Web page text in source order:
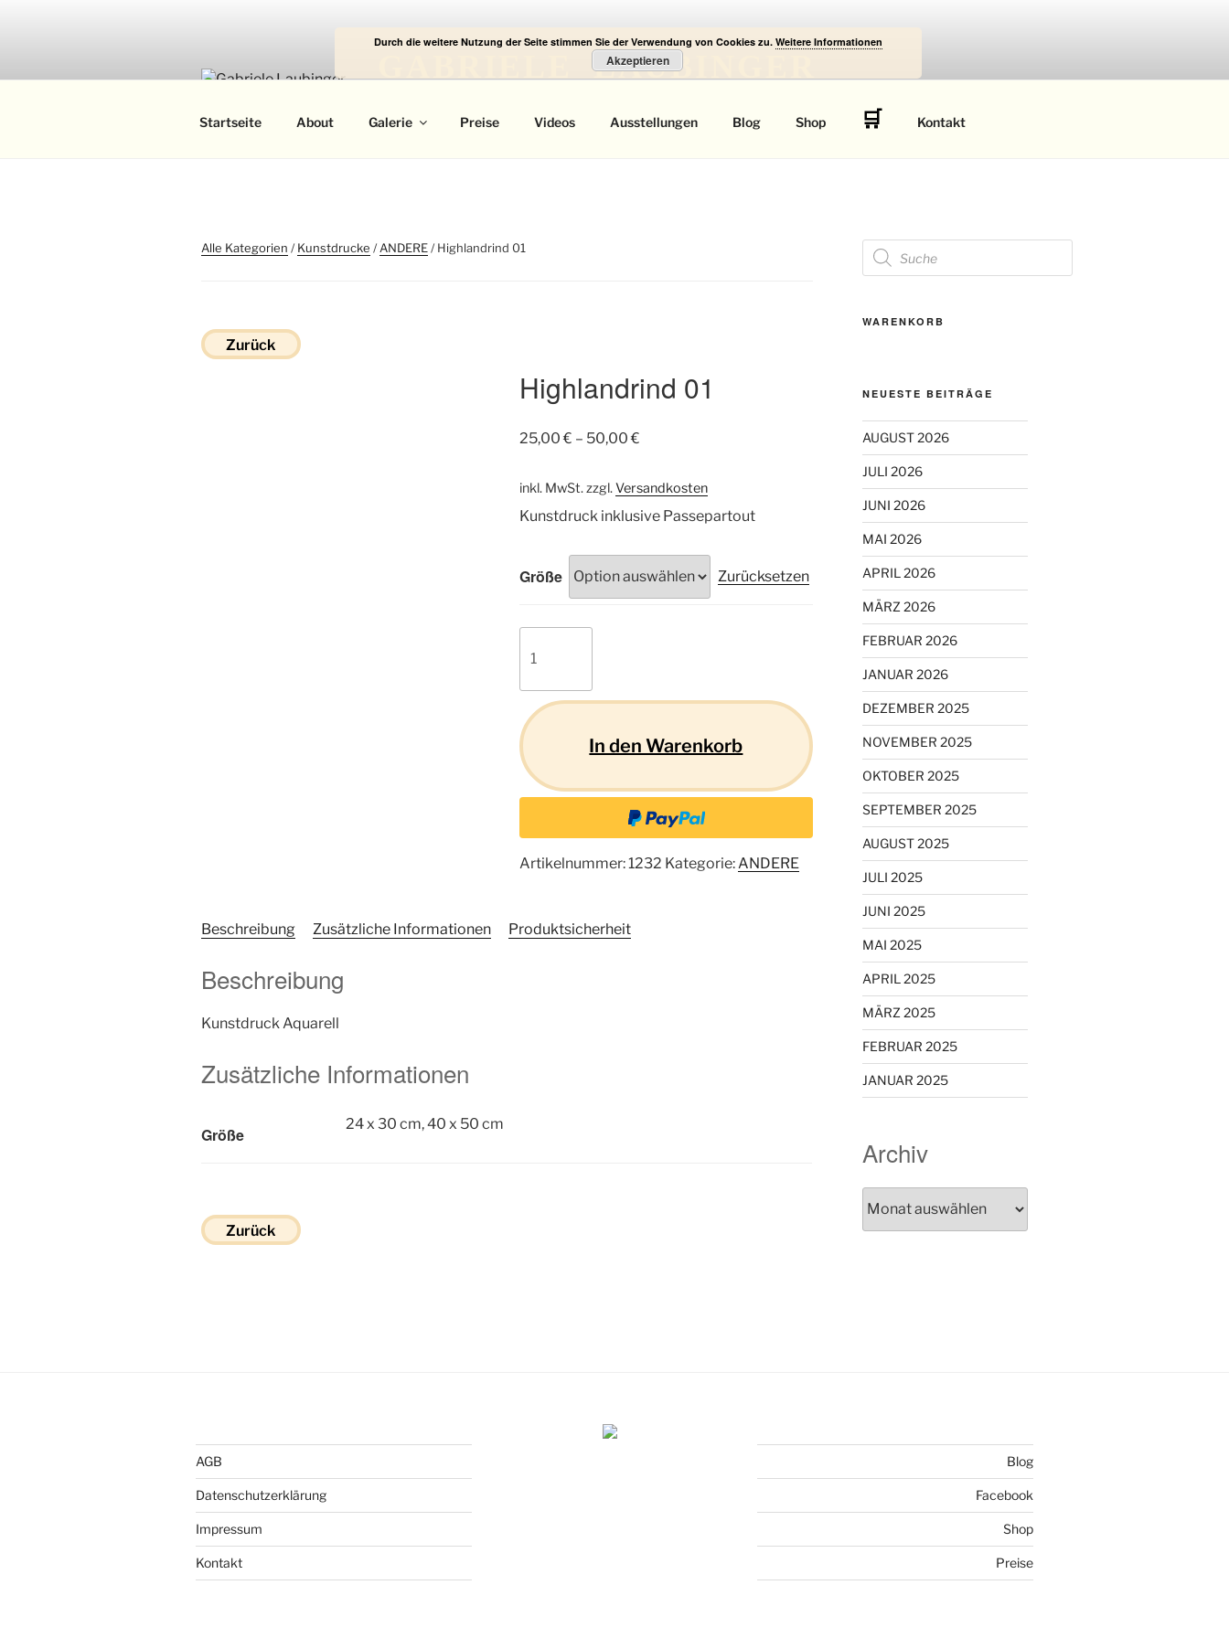
GABRIELE LAUBINGER
Startseite About Galerie Preise Videos Ausstellungen Blog Shop 🛒 Kontakt
Alle Kategorien /Kunstdrucke /ANDERE/ Highlandrind 01
Zurück
Highlandrind 01
25,00€ – 50,00€
inkl. MwSt.zzgl.Versandkosten
Kunstdruck inklusive Passepartout
Größe Zurücksetzen
01
In den Warenkorb
Artikelnummer:1232 Kategorie:ANDERE
Beschreibung Zusätzliche Informationen Produktsicherheit
Beschreibung
Kunstdruck Aquarell
Zusätzliche Informationen
Größe
24 x 30 cm, 40 x 50 cm
Zurück
Products
search
WARENKORB
NEUESTE BEITRÄGE
AUGUST 2026
JULI 2026
JUNI 2026
MAI 2026
APRIL 2026
MÄRZ 2026
FEBRUAR 2026
JANUAR 2026
DEZEMBER 2025
NOVEMBER 2025
OKTOBER 2025
SEPTEMBER 2025
AUGUST 2025
JULI 2025
JUNI 2025
MAI 2025
APRIL 2025
MÄRZ 2025
FEBRUAR 2025
JANUAR 2025
Archiv
AGB
Datenschutzerklärung
Impressum
Kontakt
Blog
Facebook
Shop
Preise
Durch die weitere Nutzung der Seite stimmen Sie der Verwendung von Cookies zu. Weitere Informationen
Akzeptieren